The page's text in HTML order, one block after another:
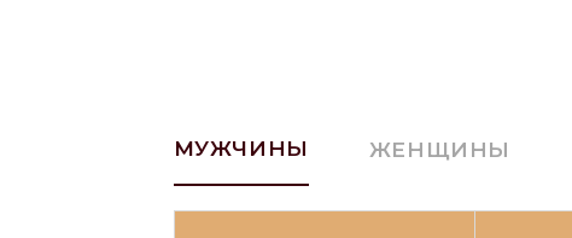
МУЖЧИНЫ ЖЕНЩИНЫ